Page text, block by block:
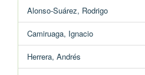
Alonso-Suárez, Rodrigo
Camiruaga, Ignacio
Herrera, Andrés